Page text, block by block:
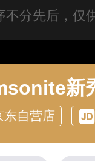
分先后，仅
新
东自营店